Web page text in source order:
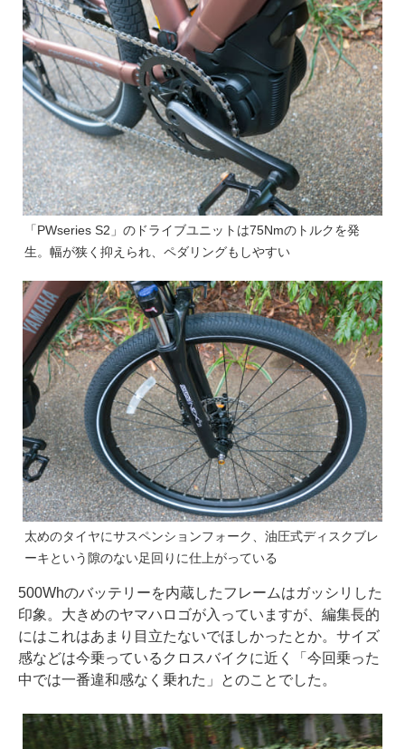
「PWseries S2」のドライブユニットは75Nmのトルクを発
生。幅が狭く抑えられ、ペダリングもしやすい
太めのタイヤにサスペンションフォーク、油圧式ディスクブレ
ーキという隙のない足回りに仕上がっている
500Whのバッテリーを内蔵したフレームはガッシリした
印象。大きめのヤマハロゴが入っていますが、編集長的
にはこれはあまり目立たないでほしかったとか。サイズ
感などは今乗っているクロスバイクに近く「今回乗った
中では一番違和感なく乗れた」とのことでした。